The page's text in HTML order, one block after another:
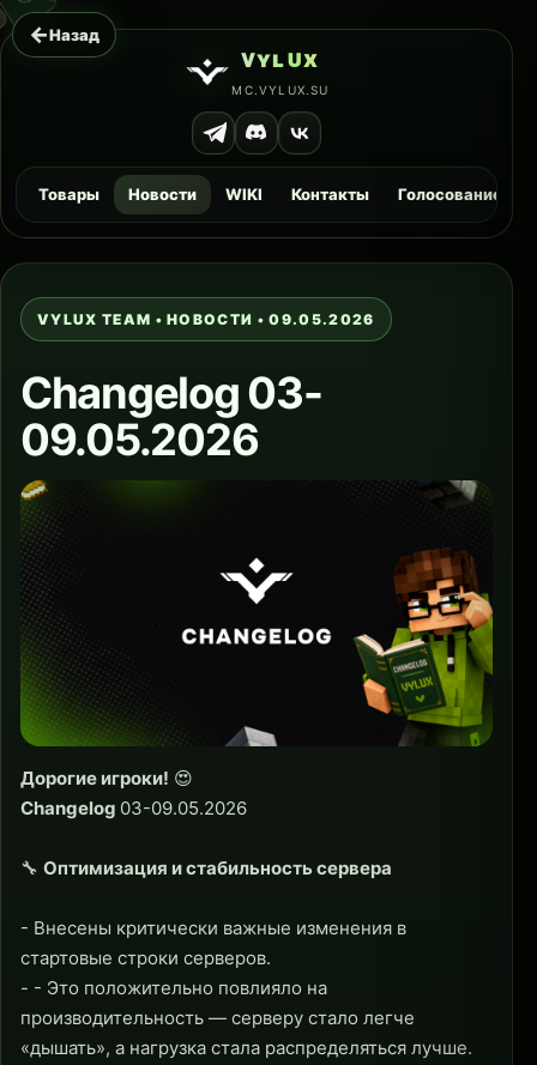
ᴠʏʟᴜx
MC.VYLUX.SU
Товары Новости WIKI Контакты Голосование
←Назад
VYLUX TEAM • НОВОСТИ • 09.05.2026
Changelog 03-
09.05.2026
Дорогие игроки! 😍
Changelog 03-09.05.2026
🔧 Оптимизация и стабильность сервера
- Внесены критически важные изменения в
стартовые строки серверов.
- - Это положительно повлияло на
производительность — серверу стало легче
«дышать», а нагрузка стала распределяться лучше.